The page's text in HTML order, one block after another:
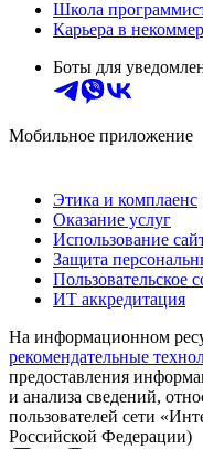
Школа
Карьера в
Боты для
Мобильное приложение
Этика и комплаенс
Оказание услуг
Использование
Защита
Пользовательское
ИТ аккредитация
На информационном
рекомендательные
предоставления
и анализа сведений,
пользователей сети
Российской Федерации)